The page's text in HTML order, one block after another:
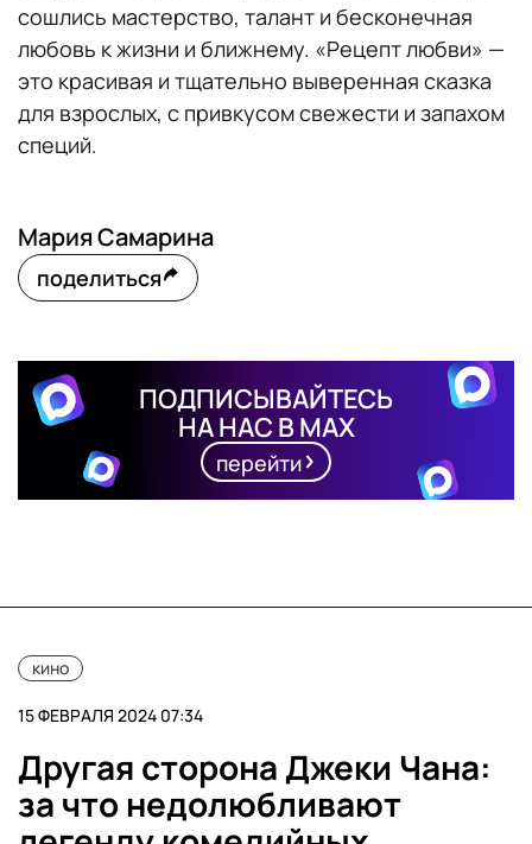
сошлись мастерство, талант и бесконечная
любовь к жизни и ближнему. «Рецепт любви» —
это красивая и тщательно выверенная сказка
для взрослых, с привкусом свежести и запахом
специй.
Мария Самарина
поделиться
ПОДПИСЫВАЙТЕСЬ
НА НАС В MAX
перейти
кино
15 ФЕВРАЛЯ 2024 07:34
Другая сторона Джеки Чана:
за что недолюбливают